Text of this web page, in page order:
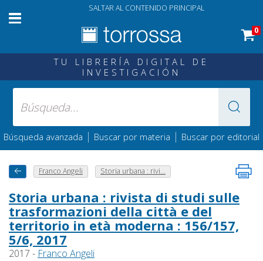
SALTAR AL CONTENIDO PRINCIPAL
0
TU LIBRERÍA DIGITAL DE
INVESTIGACIÓN
Búsqueda avanzada | Buscar por materia | Buscar por editorial
Franco Angeli Storia urbana : rivi...
Storia urbana : rivista di studi sulle
trasformazioni della città e del
territorio in età moderna : 156/157,
5/6, 2017
2017 - Franco Angeli